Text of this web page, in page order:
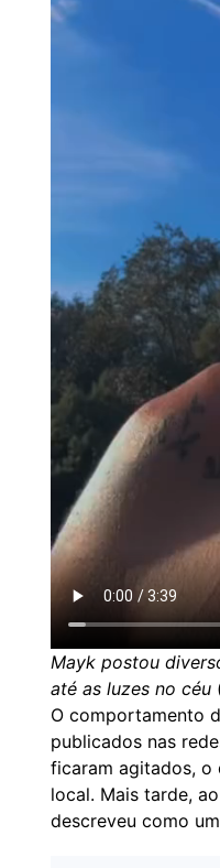
Mayk postou
até as luzes no céu
O comportamento
publicados nas
ficaram agitados, o
local. Mais tarde,
descreveu como